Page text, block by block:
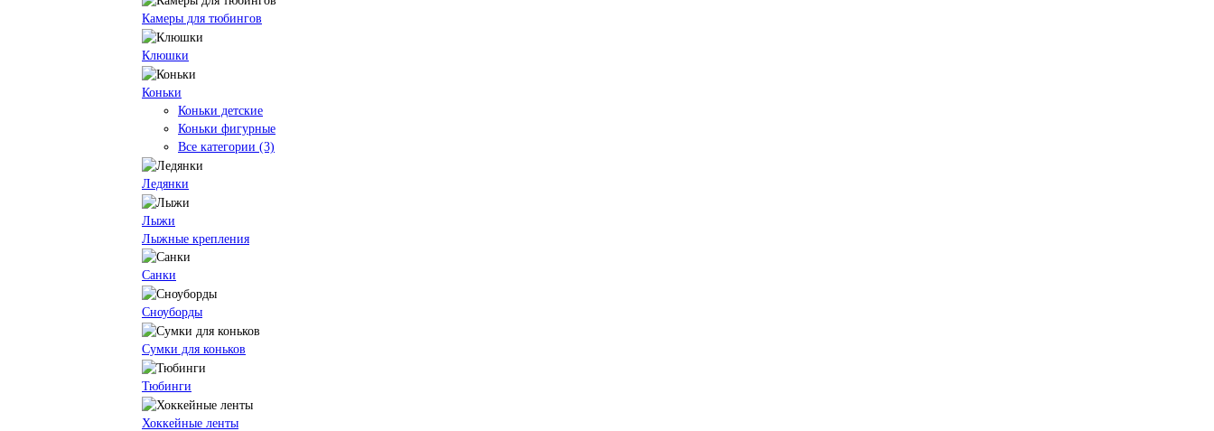
Камеры для тюбингов
Клюшки
Коньки
Коньки детские
Коньки фигурные
Все категории (3)
Ледянки
Лыжи
Лыжные крепления
Санки
Сноуборды
Сумки для коньков
Тюбинги
Хоккейные ленты